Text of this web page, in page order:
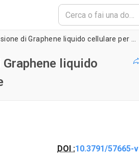
liquido
DOI :10.3791/57665-v